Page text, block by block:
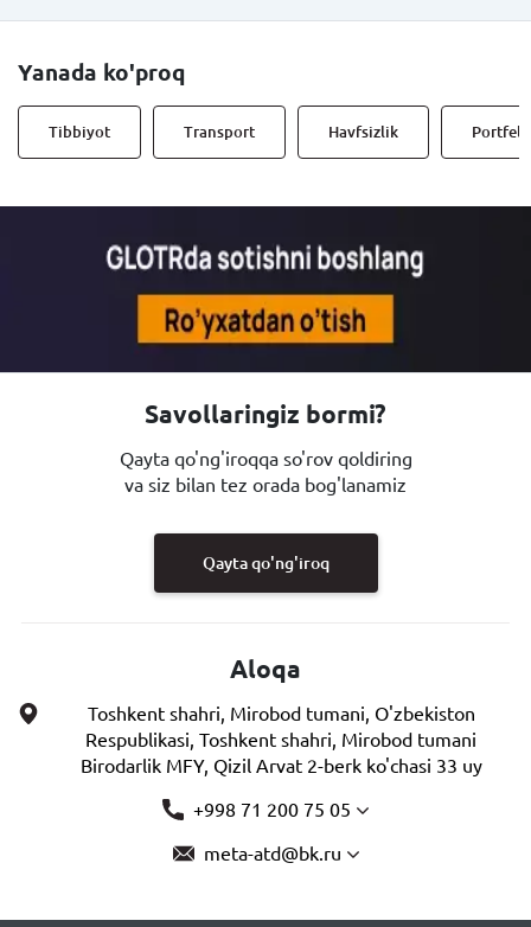
Yanada ko'proq
Tibbiyot Transport Havfsizlik
Savollaringiz bormi?
Qayta qo'ng'iroqqa so'rov qoldiring
va siz bilan tez orada bog'lanamiz
Qayta qo'ng'iroq
Aloqa
Toshkent shahri, Mirobod tumani, O'zbekiston
Respublikasi, Toshkent shahri, Mirobod tumani
Birodarlik MFY, Qizil Arvat 2-berk ko'chasi 33 uy
+998 71 200 75 05
meta-atd@bk.ru